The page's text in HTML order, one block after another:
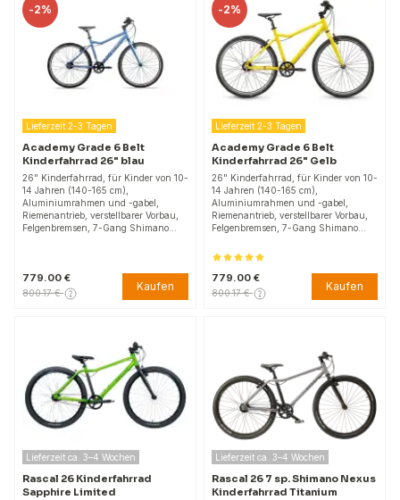
-2%
Lieferzeit 2-3 Tagen
Academy Grade 6 Belt
Kinderfahrrad 26" blau
26" Kinderfahrrad, für Kinder von 10-
14 Jahren (140-165 cm),
Aluminiumrahmen und -gabel,
Riemenantrieb, verstellbarer Vorbau,
Felgenbremsen, 7-Gang Shimano…
779.00 €
800.17 € Kaufen
-2%
Lieferzeit 2-3 Tagen
Academy Grade 6 Belt
Kinderfahrrad 26" Gelb
26" Kinderfahrrad, für Kinder von 10-
14 Jahren (140-165 cm),
Aluminiumrahmen und -gabel,
Riemenantrieb, verstellbarer Vorbau,
Felgenbremsen, 7-Gang Shimano…
779.00 €
800.17 € Kaufen
Lieferzeit ca. 3–4 Wochen
Rascal 26 Kinderfahrrad
Sapphire Limited
Lieferzeit ca. 3–4 Wochen
Rascal 26 7 sp. Shimano Nexus
Kinderfahrrad Titanium